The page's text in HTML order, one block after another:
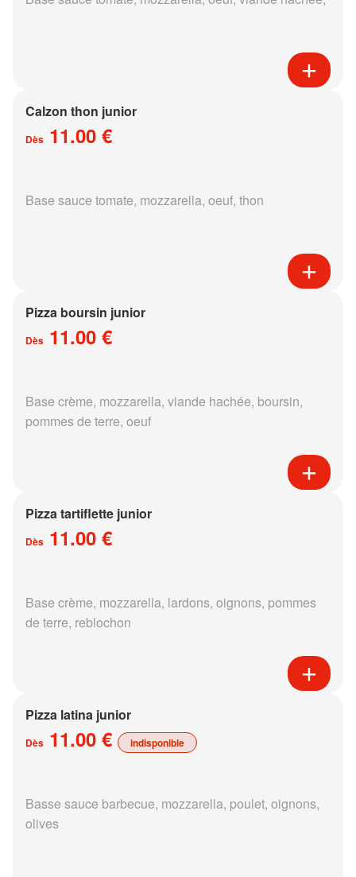
Calzon thon junior
Dès 11.00 €
Base sauce tomate, mozzarella, oeuf, thon
Pizza boursin junior
Dès 11.00 €
Base crème, mozzarella, viande hachée, boursin,
pommes de terre, oeuf
Pizza tartiflette junior
Dès 11.00 €
Base crème, mozzarella, lardons, oignons, pommes
de terre, reblochon
Pizza latina junior
Dès 11.00 € indisponible
Basse sauce barbecue, mozzarella, poulet, oignons,
olives